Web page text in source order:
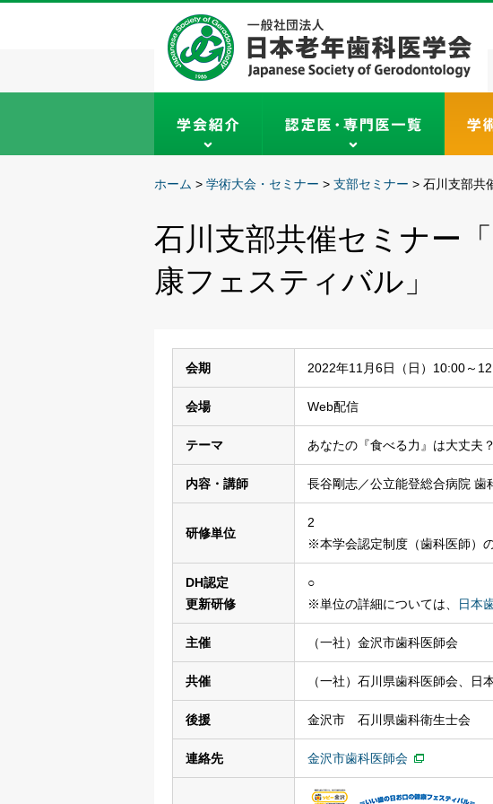
ホーム > 学術大会・セミナー > 支部セミナー > 石川支部共
石川支部共催セミナー
康フェスティバル」
会期 2022年11月6日（日）10:00～
会場 Web配信
テーマ あなたの『食べる力』は大丈夫
内容・講師 長谷剛志／公立能登総合病院 歯
研修単位
2
※本学会認定制度（歯科医師）
DH認定
更新研修
○
※単位の詳細については、
日本
主催 （一社）金沢市歯科医師会
共催 （一社）石川県歯科医師会、日
後援 金沢市 石川県歯科衛生士会
連絡先 金沢市歯科医師会